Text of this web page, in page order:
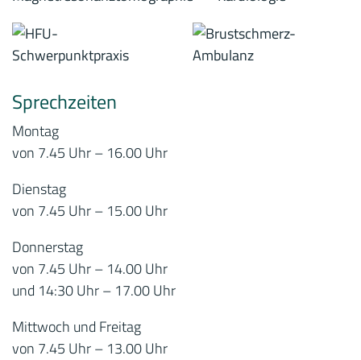
Sprechzeiten
Montag
von 7.45 Uhr – 16.00 Uhr
Dienstag
von 7.45 Uhr – 15.00 Uhr
Donnerstag
von 7.45 Uhr – 14.00 Uhr
und 14:30 Uhr – 17.00 Uhr
Mittwoch und Freitag
von 7.45 Uhr – 13.00 Uhr